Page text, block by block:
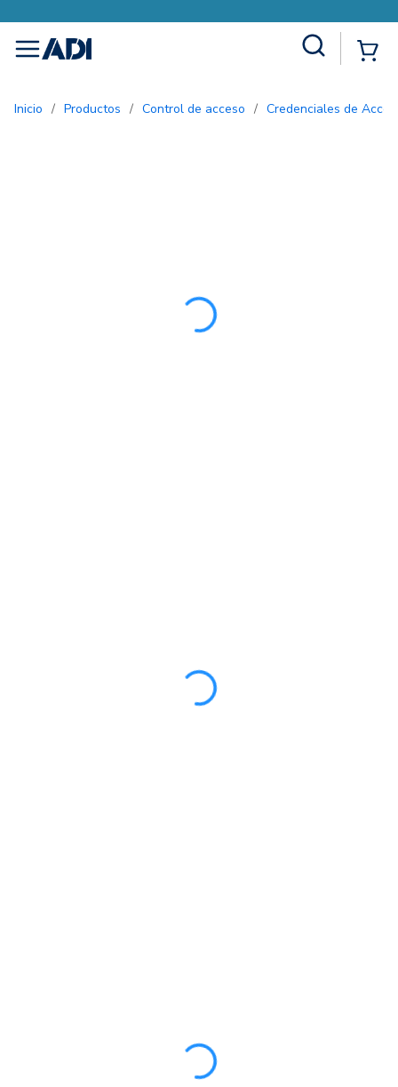
menu
Inicio / Productos / Control de acceso / Credenciales de